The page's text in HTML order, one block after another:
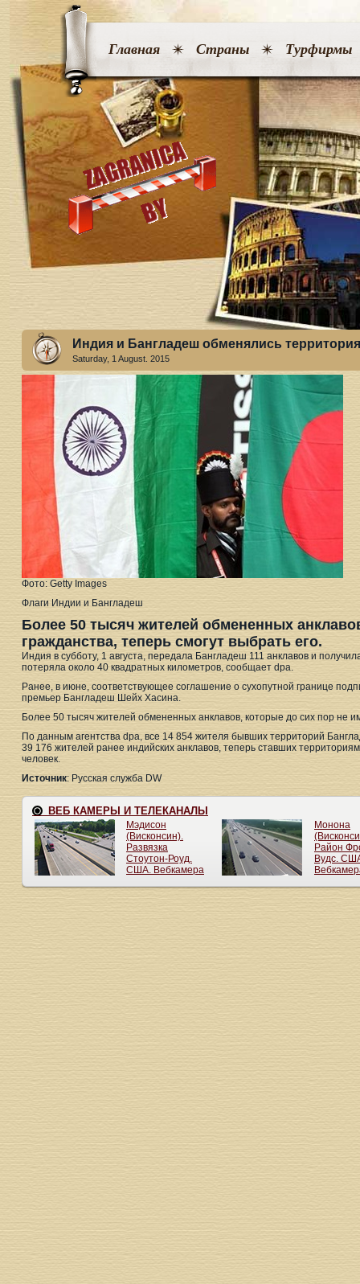
Главная Страны Турфирмы
Индия и Бангладеш обменялись
Saturday, 1 August. 2015
Фото: Getty Images
Флаги Индии и Бангладеш
Более 50 тысяч жителей обмененных
гражданства, теперь смогут выбрать его.
Индия в субботу, 1 августа, передала Бангладеш 111 анклавов и
потеряла около 40 квадратных километров, сообщает dpa.
Ранее, в июне, соответствующее соглашение о сухопутной границе
премьер Бангладеш Шейх Хасина.
Более 50 тысяч жителей обмененных анклавов, которые до сих пор не
По данным агентства dpa, все 14 854 жителя бывших территорий
39 176 жителей ранее индийских анклавов, теперь ставших
человек.
Источник: Русская служба DW